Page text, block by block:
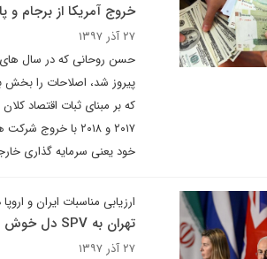
خروج آمریکا از برجام و
۲۷ آذر ۱۳۹۷
پیروز شد، اصلاحات را بخش
که بر مبنای ثبات اقتصاد
۲۰۱۷ و ۲۰۱۸ با
خود یعنی سرمایه گذاری
ارزیابی مناسبات ایران و اروپا در
تهران به SPV دل خوش نکند
۲۷ آذر ۱۳۹۷